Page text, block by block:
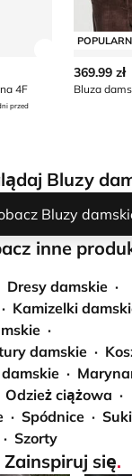
4F
przed
369.99 zł
Bluzy
Bluzy
inne
Dresy damskie
Kamizelki
damskie
Odzież ciążowa
Spódnice
Szorty
Zainspiruj się.